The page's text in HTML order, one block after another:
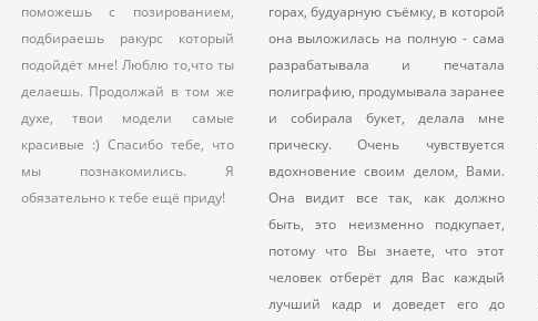
поможешь с позированием,
подбираешь ракурс который
подойдёт мне! Люблю то,что ты
делаешь. Продолжай в том же
духе, твои модели самые
красивые :) Спасибо тебе, что
мы познакомились. Я
обязательно к тебе ещё приду!
горах, будуарную съёмку, в которой
она выложилась на полную - сама
разрабатывала и печатала
полиграфию, продумывала заранее
и собирала букет, делала мне
прическу. Очень чувствуется
вдохновение своим делом, Вами.
Она видит все так, как должно
быть, это неизменно подкупает,
потому что Вы знаете, что этот
человек отберёт для Вас каждый
лучший кадр и доведет его до